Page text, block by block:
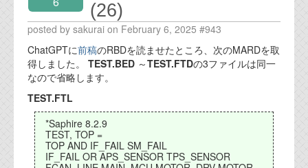
会社概要
代表ご挨拶
実績
ブログ
(26)
posted by sakurai on February 6, 2025 #943
ChatGPTに前稿のRBDを読ませたところ、次のMARDを取
得しました。 TEST.BED ～TEST.FTDの3ファイルは同一
なので省略します。
TEST.FTL
*Saphire 8.2.9
TEST, TOP =
TOP AND IF_FAIL SM_FAIL
IF_FAIL OR APS_SENSOR TPS_SENSOR